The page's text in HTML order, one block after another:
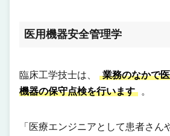
医用機器安全管理学
臨床工学技士は、
業務のなかで
機器の保守点検を行います
。
「医療エンジニアとして患者さん